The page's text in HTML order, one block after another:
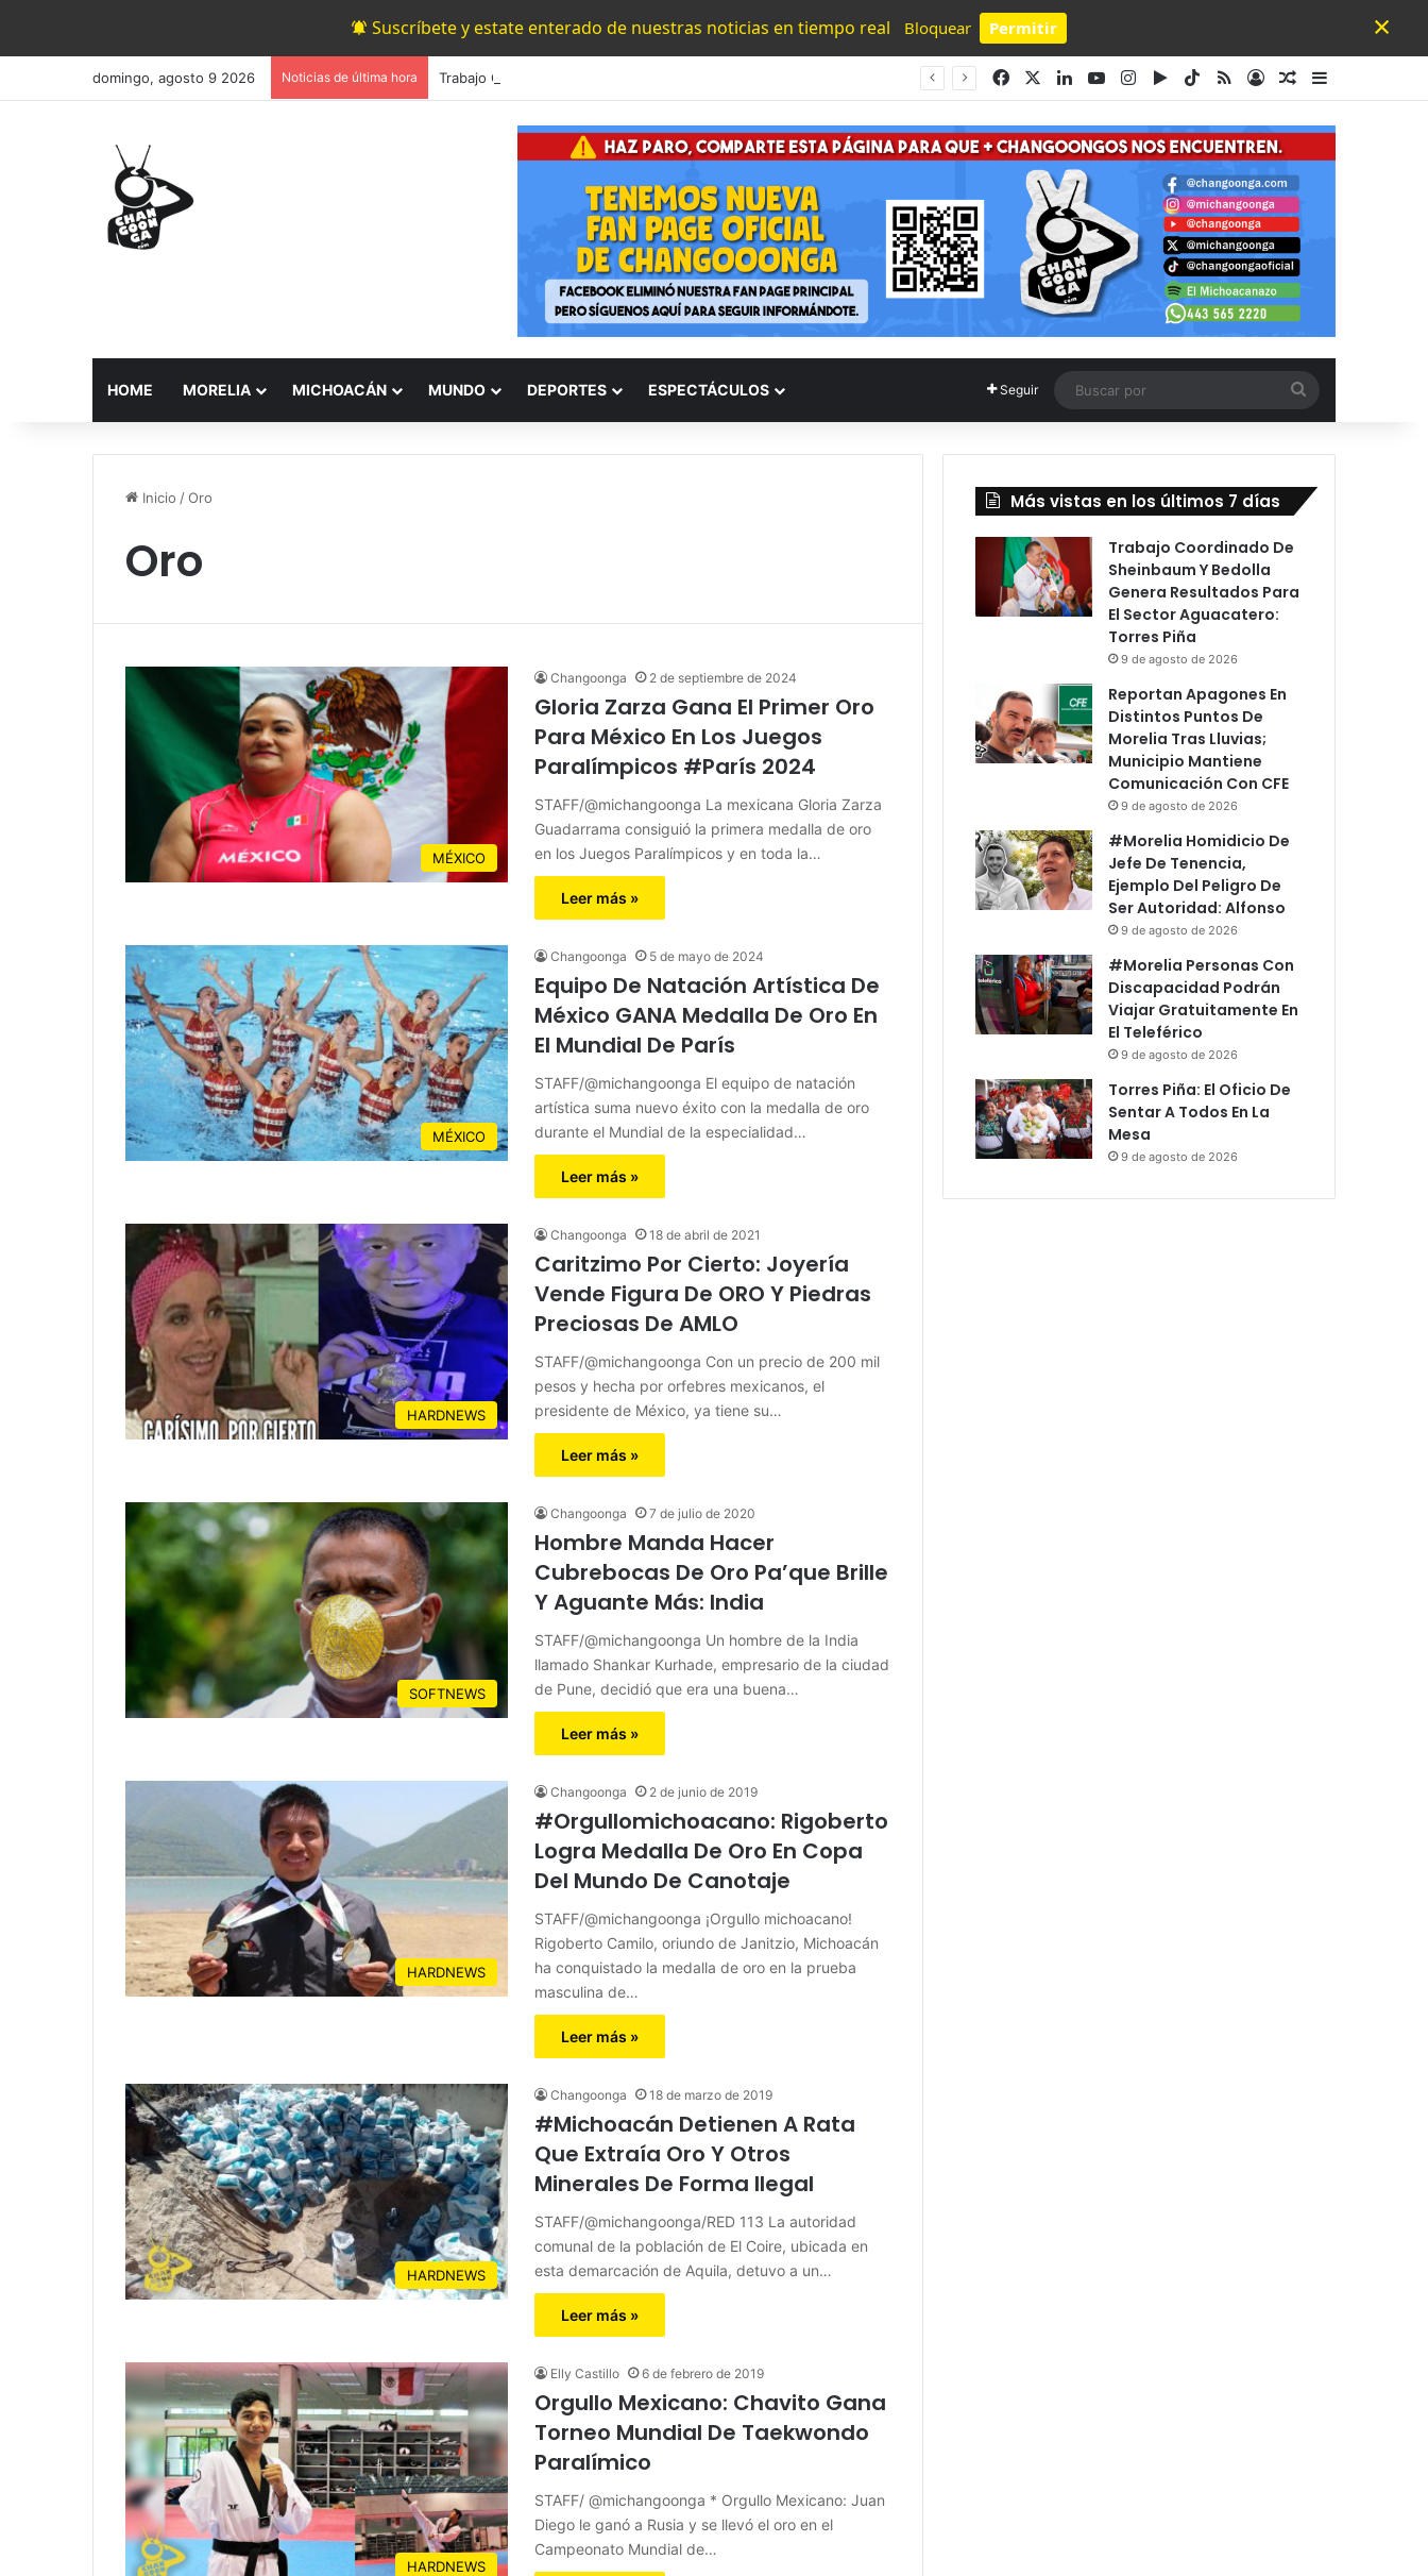
Suscríbete y estate enterado de nuestras noticias en tiempo real Bloquear Permitir
Powered by SendPulse
×
domingo, agosto 9 2026 Noticias de última hora FacebookLinkedInYouTubeInstagram
Google Play
TikTok
RSS AccesoPublicación al
HOME MORELIA MICHOACÁN MUNDO DEPORTES ESPECTÁCULOS Seguir
por
Inicio /Oro
Oro
MÉXICO
Changoonga 2 de septiembre de 2024
Gloria Zarza Gana El Primer Oro
Para México En Los Juegos
Paralímpicos #París 2024
STAFF/@michangoonga La mexicana Gloria Zarza
Guadarrama consiguió la primera medalla de oro
en los Juegos Paralímpicos y en toda la…
Leer más »
MÉXICO
Changoonga 5 de mayo de 2024
Equipo De Natación Artística De
México GANA Medalla De Oro En
El Mundial De París
STAFF/@michangoonga El equipo de natación
artística suma nuevo éxito con la medalla de oro
durante el Mundial de la especialidad…
Leer más »
HARDNEWS
Changoonga 18 de abril de 2021
Caritzimo Por Cierto: Joyería
Vende Figura De ORO Y Piedras
Preciosas De AMLO
STAFF/@michangoonga Con un precio de 200 mil
pesos y hecha por orfebres mexicanos, el
presidente de México, ya tiene su…
Leer más »
SOFTNEWS
Changoonga 7 de julio de 2020
Hombre Manda Hacer
Cubrebocas De Oro Pa’que Brille
Y Aguante Más: India
STAFF/@michangoonga Un hombre de la India
llamado Shankar Kurhade, empresario de la ciudad
de Pune, decidió que era una buena…
Leer más »
HARDNEWS
Changoonga 2 de junio de 2019
#Orgullomichoacano: Rigoberto
Logra Medalla De Oro En Copa
Del Mundo De Canotaje
STAFF/@michangoonga ¡Orgullo michoacano!
Rigoberto Camilo, oriundo de Janitzio, Michoacán
ha conquistado la medalla de oro en la prueba
masculina de…
Leer más »
HARDNEWS
Changoonga 18 de marzo de 2019
#Michoacán Detienen A Rata
Que Extraía Oro Y Otros
Minerales De Forma Ilegal
STAFF/@michangoonga/RED 113 La autoridad
comunal de la población de El Coire, ubicada en
esta demarcación de Aquila, detuvo a un…
Leer más »
HARDNEWS
Elly Castillo 6 de febrero de 2019
Orgullo Mexicano: Chavito Gana
Torneo Mundial De Taekwondo
Paralímico
STAFF/ @michangoonga * Orgullo Mexicano: Juan
Diego le ganó a Rusia y se llevó el oro en el
Campeonato Mundial de…
Más vistas en los últimos 7 días
Trabajo Coordinado De
Sheinbaum Y Bedolla
Genera Resultados Para
El Sector Aguacatero:
Torres Piña
9 de agosto de 2026
Reportan Apagones En
Distintos Puntos De
Morelia Tras Lluvias;
Municipio Mantiene
Comunicación Con CFE
9 de agosto de 2026
#Morelia Homidicio De
Jefe De Tenencia,
Ejemplo Del Peligro De
Ser Autoridad: Alfonso
9 de agosto de 2026
#Morelia Personas Con
Discapacidad Podrán
Viajar Gratuitamente En
El Teleférico
9 de agosto de 2026
Torres Piña: El Oficio De
Sentar A Todos En La
Mesa
9 de agosto de 2026